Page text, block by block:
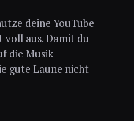
deine YouTube
aus. Damit du
die Musik
gute Laune nicht